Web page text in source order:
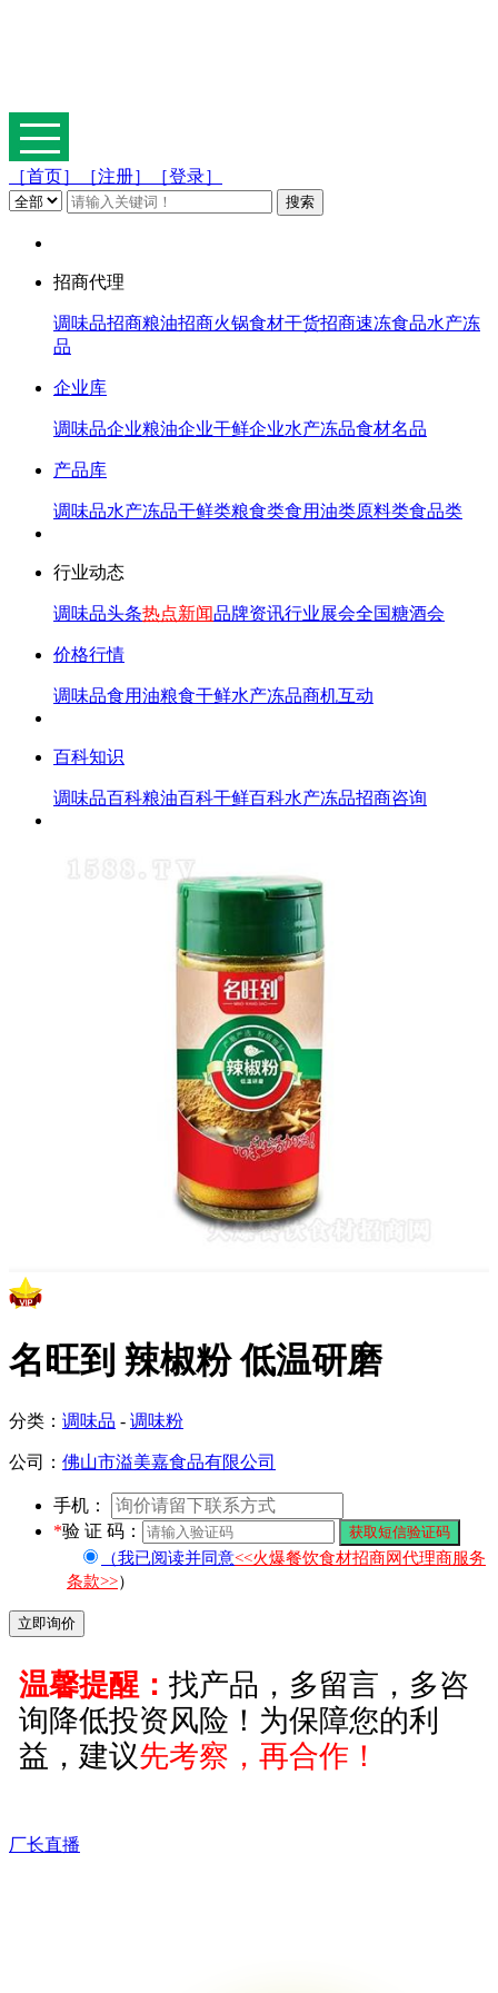
［首页］ ［注册］ ［登录］
招商代理
调味品招商粮油招商火锅食材干货招商速冻食品水产冻
品
企业库
调味品企业粮油企业干鲜企业水产冻品食材名品
产品库
调味品水产冻品干鲜类粮食类食用油类原料类食品类
行业动态
调味品头条热点新闻品牌资讯行业展会全国糖酒会
价格行情
调味品食用油粮食干鲜水产冻品商机互动
百科知识
调味品百科粮油百科干鲜百科水产冻品招商咨询
名旺到 辣椒粉 低温研磨
分类： 调味品 - 调味粉
公司： 佛山市溢美嘉食品有限公司
手机：
*验 证 码：
（我已阅读并同意<<火爆餐饮食材招商网代理商服务
条款>>）
温馨提醒： 找产品，多留言，多咨
询降低投资风险！为保障您的利
益，建议先考察，再合作！
厂长直播